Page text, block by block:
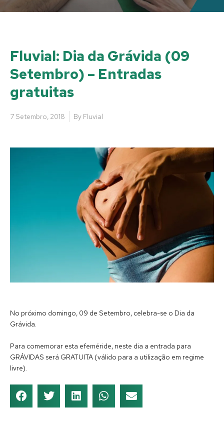
Fluvial: Dia da Grávida (09
Setembro) – Entradas
gratuitas
7 Setembro, 2018 By Fluvial
No próximo domingo, 09 de Setembro, celebra-se o Dia da
Grávida.
Para comemorar esta efeméride, neste dia a entrada para
GRÁVIDAS será GRATUITA (válido para a utilização em regime
livre).